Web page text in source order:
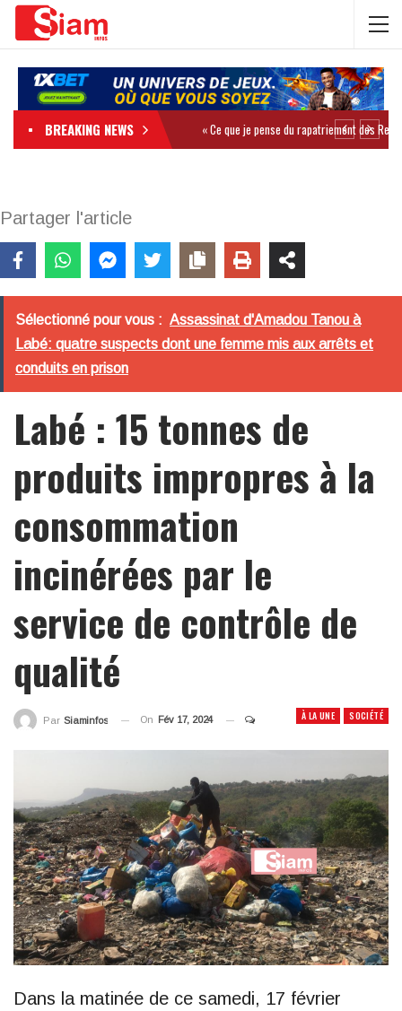
BREAKING NEWS
Partager l'article
Sélectionné pour vous : Assassinat d'Amadou Tanou à
Labé: quatre suspects dont une femme mis aux arrêts et
conduits en prison
Labé : 15 tonnes de
produits impropres à la
consommation
incinérées par le
service de contrôle de
qualité
À LA UNE SOCIÉTÉ
Par Siaminfos On Fév 17, 2024
Dans la matinée de ce samedi, 17 février